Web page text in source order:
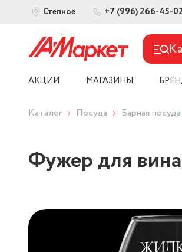
Степное +7 (996) 266-45-
АКЦИИ МАГАЗИНЫ
Каталог Посуда Барная посуда
Фужер для